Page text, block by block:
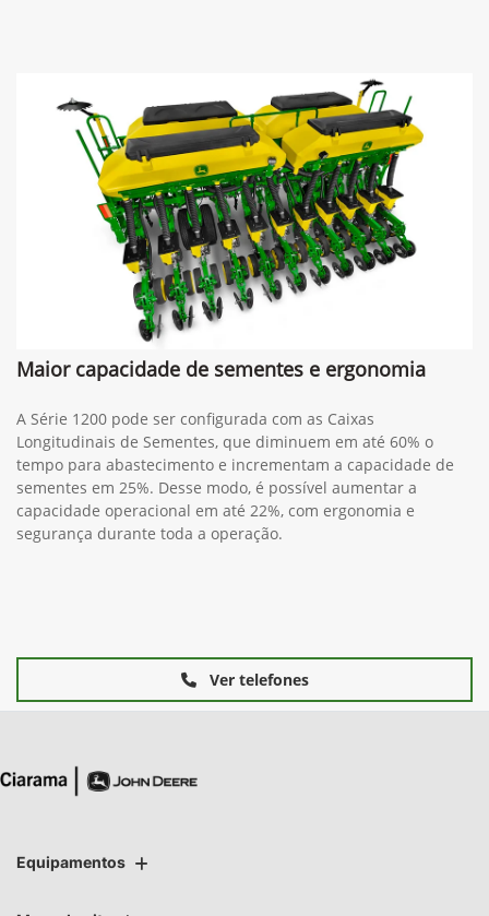
Maior capacidade de sementes e ergonomia
A Série 1200 pode ser configurada com as Caixas
Longitudinais de Sementes, que diminuem em até 60% o
tempo para abastecimento e incrementam a capacidade de
sementes em 25%. Desse modo, é possível aumentar a
capacidade operacional em até 22%, com ergonomia e
segurança durante toda a operação.
Ver telefones
Equipamentos